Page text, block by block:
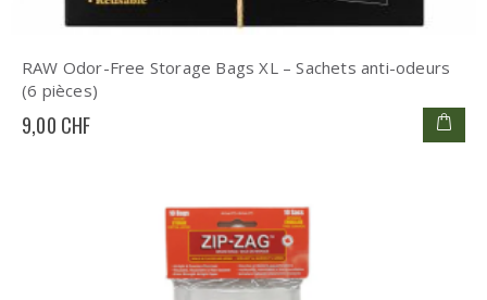
RAW Odor-Free Storage Bags XL – Sachets anti-odeurs
(6 pièces)
9,00 CHF